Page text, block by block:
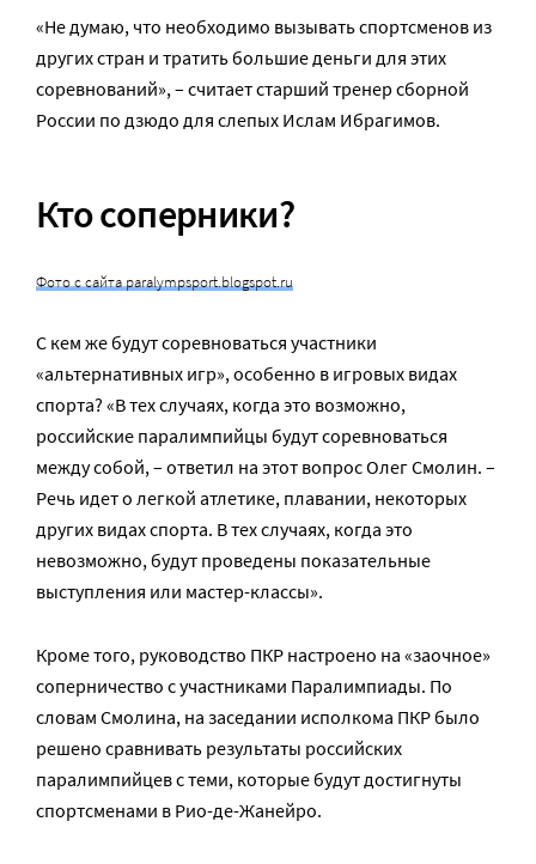
«Не думаю, что необходимо вызывать спортсменов из
других стран и тратить большие деньги для этих
соревнований», – считает старший тренер сборной
России по дзюдо для слепых Ислам Ибрагимов.
Кто соперники?
Фото с сайта paralympsport.blogspot.ru
С кем же будут соревноваться участники
«альтернативных игр», особенно в игровых видах
спорта? «В тех случаях, когда это возможно,
российские паралимпийцы будут соревноваться
между собой, – ответил на этот вопрос Олег Смолин. –
Речь идет о легкой атлетике, плавании, некоторых
других видах спорта. В тех случаях, когда это
невозможно, будут проведены показательные
выступления или мастер-классы».
Кроме того, руководство ПКР настроено на «заочное»
соперничество с участниками Паралимпиады. По
словам Смолина, на заседании исполкома ПКР было
решено сравнивать результаты российских
паралимпийцев с теми, которые будут достигнуты
спортсменами в Рио-де-Жанейро.